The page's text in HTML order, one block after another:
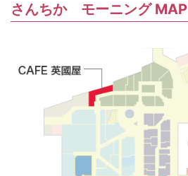
さんちか モーニング MAP